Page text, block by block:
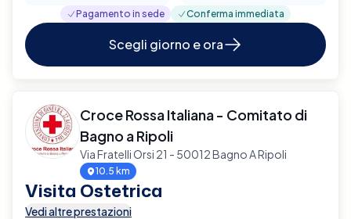
Pagamento in sede Conferma immediata
Scegli giorno e ora
Croce Rossa Italiana - Comitato di
Bagno a Ripoli
Via Fratelli Orsi 21 - 50012 Bagno A Ripoli
10.5 km
Visita Ostetrica
Vedi altre prestazioni